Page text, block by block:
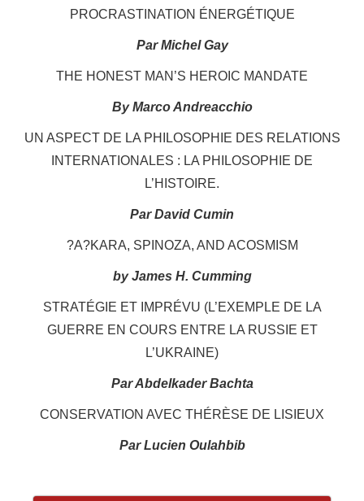
PROCRASTINATION ÉNERGÉTIQUE
Par Michel Gay
THE HONEST MAN’S HEROIC MANDATE
By Marco Andreacchio
UN ASPECT DE LA PHILOSOPHIE DES RELATIONS
INTERNATIONALES : LA PHILOSOPHIE DE
L’HISTOIRE.
Par David Cumin
?A?KARA, SPINOZA, AND ACOSMISM
by James H. Cumming
STRATÉGIE ET IMPRÉVU (L’EXEMPLE DE LA
GUERRE EN COURS ENTRE LA RUSSIE ET
L’UKRAINE)
Par Abdelkader Bachta
CONSERVATION AVEC THÉRÈSE DE LISIEUX
Par Lucien Oulahbib